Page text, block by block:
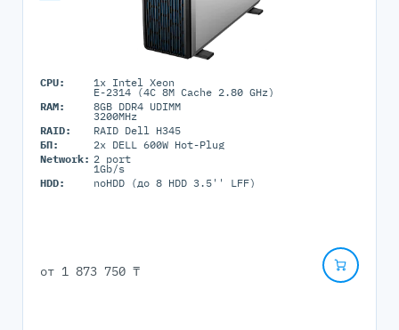
CPU: 1x Intel Xeon
E-2314 (4C 8M Cache 2.80 GHz)
RAM:
8GB DDR4 UDIMM
3200MHz
RAID:
RAID Dell H345
БП:
2x DELL 600W Hot-Plug
Network: 2 port
1Gb/s
HDD:
noHDD (до 8 HDD 3.5'' LFF)
от 1 873 750 ₸